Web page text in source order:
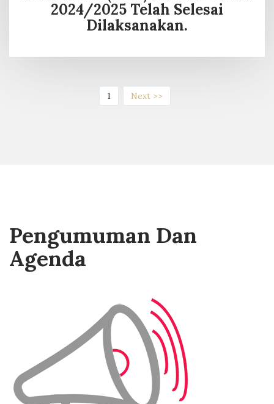
2024/2025 Telah Selesai
Dilaksanakan.
1(current)Next >>
Pengumuman Dan
Agenda